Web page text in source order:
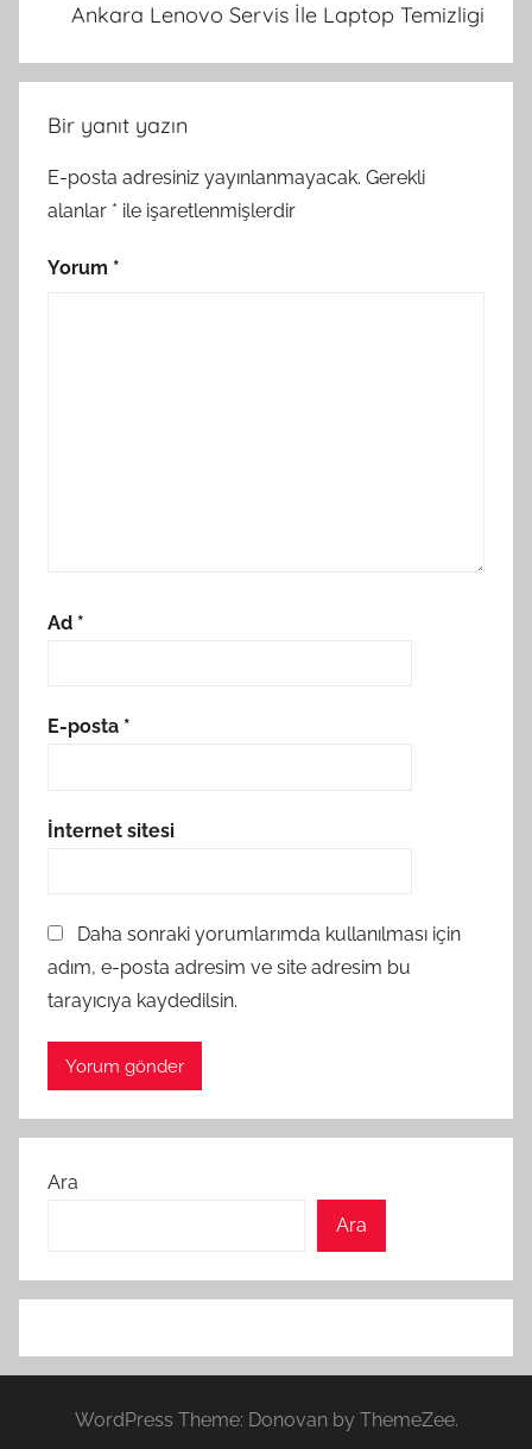
Ankara Lenovo Servis İle Laptop Temizligi
Bir yanıt yazın
E-posta adresiniz yayınlanmayacak. Gerekli
alanlar * ile işaretlenmişlerdir
Yorum *
Ad *
E-posta *
İnternet sitesi
Daha sonraki yorumlarımda kullanılması için
adım, e-posta adresim ve site adresim bu
tarayıcıya kaydedilsin.
Ara
Ara
WordPress Theme: Donovan by ThemeZee.